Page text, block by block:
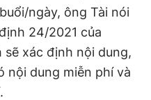
ngày, ông Tài nói
24/2021 của
xác định nội dung,
nội dung miễn phí và